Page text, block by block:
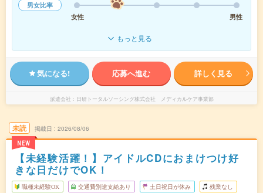
男女比率
女性
男性
もっと見る
気になる! 応募へ進む 詳しく見る
派遣会社 日研トータルソーシング株式会社 メディカルケア事業部
未読
NEW
掲載日 2026/08/06
【未経験活躍！】アイドルCDにおまけつけ好
きな日だけでOK！
職種未経験OK 交通費別途支給あり 土日祝日が休み 残業なし